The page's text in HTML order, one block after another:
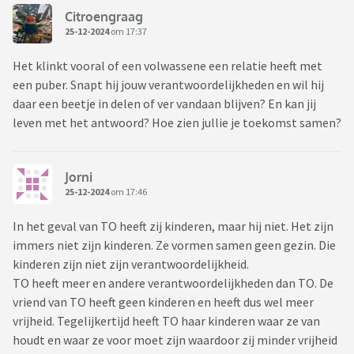
ongeduldig, steeds op de klok te kijken of hij al weg kan. Ik
krijg dan het gevoel dat hij hier niet wilt zijn en raak
geïrriteerd. Dan heb ik er al geen zin meer aan dat hij hier
blijft zitten en zeg hem dan dat hij wel naar de stad kan
gaan.
Dit gaat trouwens alleen over de weekenden, door de weeks
dan weet hoe het gaat. Ik vind het echt niet leuk meer en
weet niet hoe ik hier mee om moet gaan. Zo af en toe vind ik
waarom hij het zo gezellig vind, maar ik heb twee kinderen,
ik kan en wil geen eens ieder weekend de hort op. Ik heb er op
het moment zo'n buikpijn van. Want in mijn ogen zijn er
twee opties:
1. De situatie accepteren, dit is wie hij is.
2. De relatie beëindigen.
Citroengraag
25-12-2024om 17:37
Het klinkt vooral of een volwassene een relatie heeft met
een puber. Snapt hij jouw verantwoordelijkheden en wil hij
daar een beetje in delen of ver vandaan blijven? En kan jij
leven met het antwoord? Hoe zien jullie je toekomst samen?
Jorni
25-12-2024om 17:46
In het geval van TO heeft zij kinderen, maar hij niet. Het zijn
immers niet zijn kinderen. Ze vormen samen geen gezin. Die
kinderen zijn niet zijn verantwoordelijkheid.
TO heeft meer en andere verantwoordelijkheden dan TO. De
vriend van TO heeft geen kinderen en heeft dus wel meer
vrijheid. Tegelijkertijd heeft TO haar kinderen waar ze van
houdt en waar ze voor moet zijn waardoor zij minder vrijheid